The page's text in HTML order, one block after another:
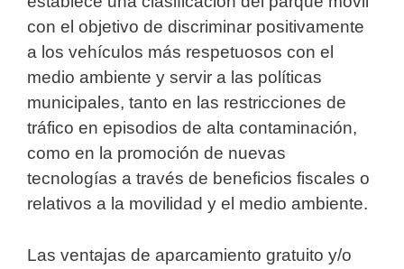
con el objetivo de discriminar positivamente
a los vehículos más respetuosos con el
medio ambiente y servir a las políticas
municipales, tanto en las restricciones de
tráfico en episodios de alta contaminación,
como en la promoción de nuevas
tecnologías a través de beneficios fiscales o
relativos a la movilidad y el medio ambiente.
Las ventajas de aparcamiento gratuito y/o